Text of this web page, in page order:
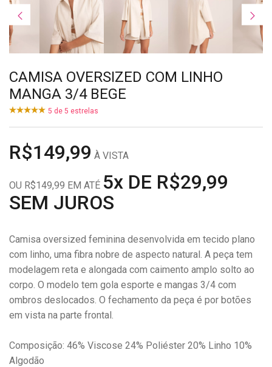
CAMISA OVERSIZED COM LINHO
MANGA 3/4 BEGE
5 de 5 estrelas
R$149,99 À VISTA
OU R$149,99 EM ATÉ 5x DE R$29,99
SEM JUROS
Camisa oversized feminina desenvolvida em tecido plano
com linho, uma fibra nobre de aspecto natural. A peça tem
modelagem reta e alongada com caimento amplo solto ao
corpo. O modelo tem gola esporte e mangas 3/4 com
ombros deslocados. O fechamento da peça é por botões
em vista na parte frontal.
Composição: 46% Viscose 24% Poliéster 20% Linho 10%
Algodão